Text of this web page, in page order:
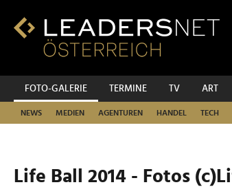
Inhalt
Fußzeilen-
Hauptnavigation
FOTO-GALERIE TERMINE TV ART
NEWS MEDIEN AGENTUREN HANDEL TECH
Life Ball 2014 - Fotos